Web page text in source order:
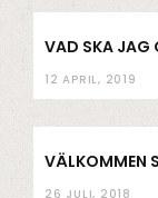
VAD SKA JAG
12 APRIL, 2019
VÄLKOMMEN
26 JULI, 2018